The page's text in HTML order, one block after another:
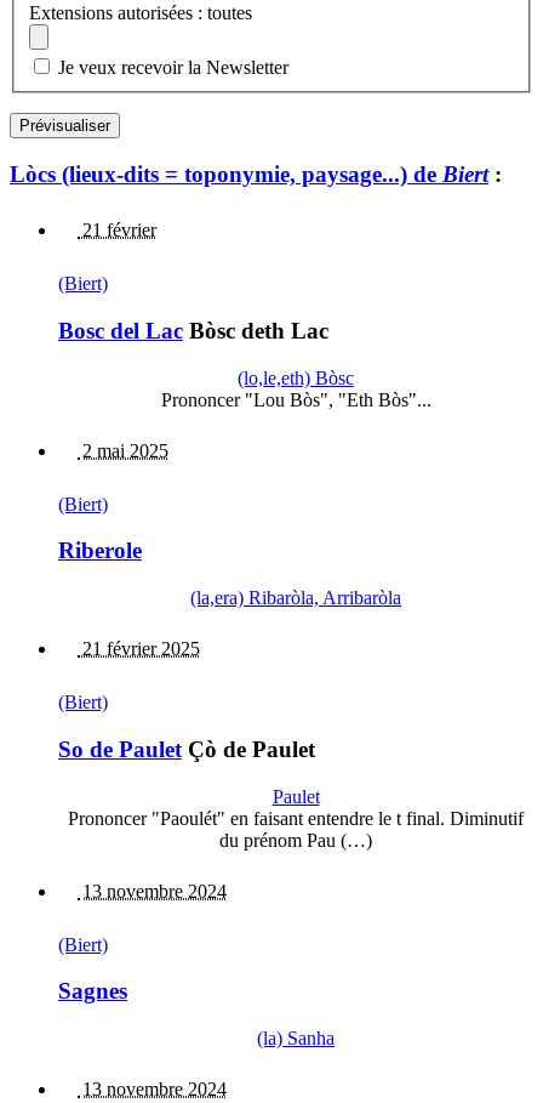
Extensions autorisées : toutes
Je veux recevoir la Newsletter
Lòcs (lieux-dits = toponymie, paysage...) de Biert:
21 février
(Biert)
Bosc del Lac Bòsc deth Lac
(lo,le,eth) Bòsc
Prononcer "Lou Bòs", "Eth Bòs"...
2 mai 2025
(Biert)
Riberole
(la,era) Ribaròla, Arribaròla
21 février 2025
(Biert)
So de Paulet Çò de Paulet
Paulet
Prononcer "Paoulét" en faisant entendre le t final. Diminutif
du prénom Pau (…)
13 novembre 2024
(Biert)
Sagnes
(la) Sanha
13 novembre 2024